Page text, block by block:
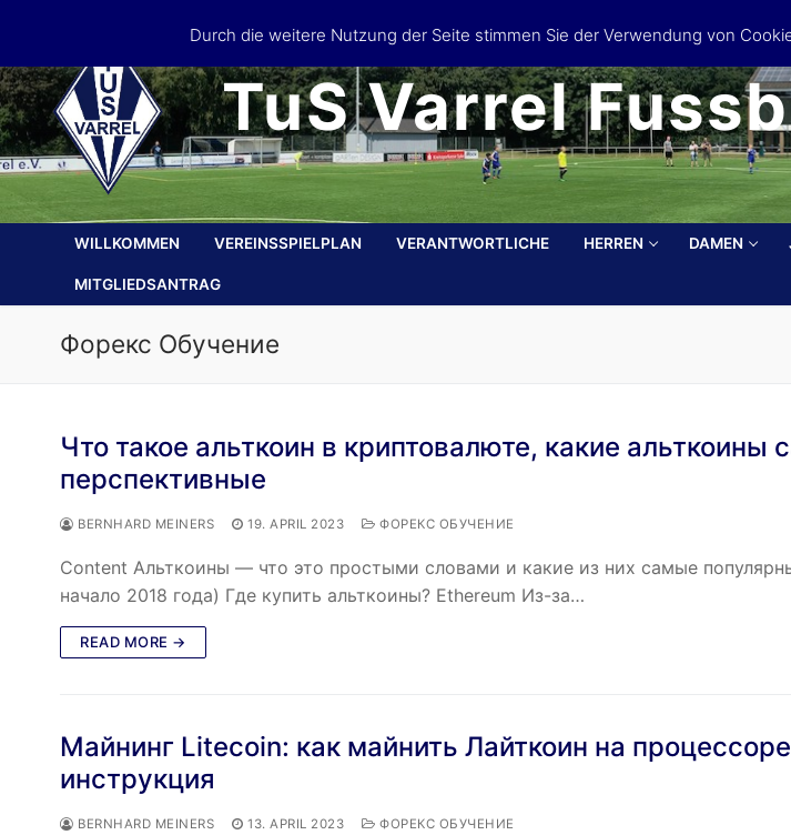
content
TuS Varrel
WILLKOMMEN VEREINSSPIELPLAN VERANTWORTLICHE HERREN DAMEN
MITGLIEDSANTRAG
Форекс Обучение
Что такое альткоин в криптовалюте, какие альткоины
перспективные
BERNHARD MEINERS 19. APRIL 2023 ФОРЕКС ОБУЧЕНИЕ
Content Альткоины — что это простыми словами и какие из них самые
начало 2018 года) Где купить альткоины? Ethereum Из-за…
READ MORE →
Майнинг Litecoin: как майнить Лайткоин на
инструкция
BERNHARD MEINERS 13. APRIL 2023 ФОРЕКС ОБУЧЕНИЕ
Durch die weitere Nutzung der Seite stimmen Sie der Verwendung von